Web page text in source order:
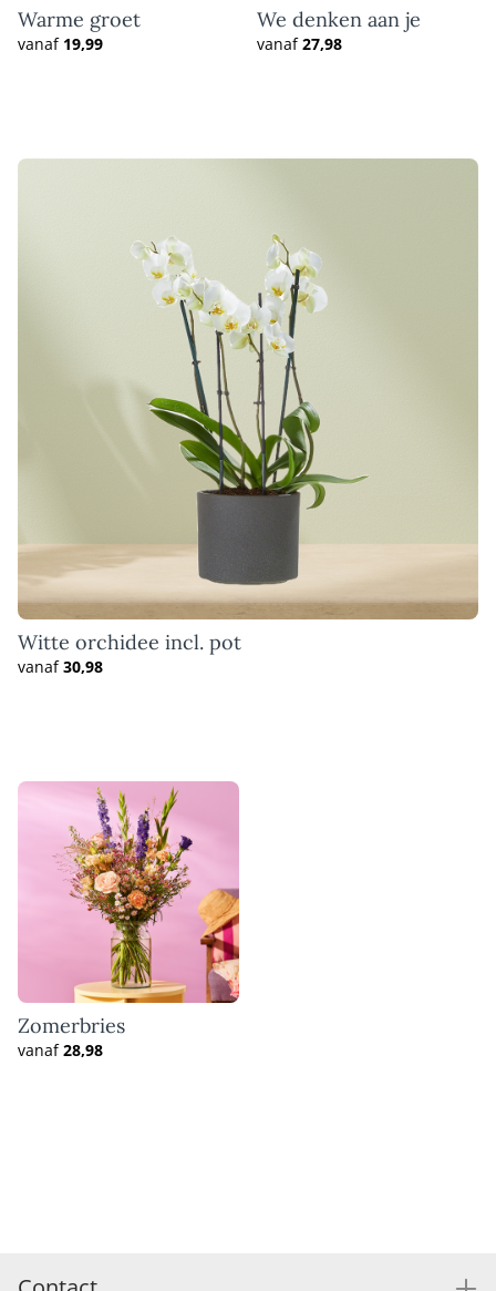
Warme groet
vanaf 19,99
We denken aan je
vanaf27,98
Witte orchidee incl. pot
vanaf30,98
Zomerbries
vanaf28,98